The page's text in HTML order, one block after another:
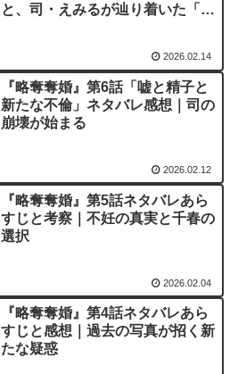
と、司・えみるが辿り着いた「家
2026.02.14
『略奪奪婚』第6話「嘘と精子と
新たな不倫」ネタバレ感想｜司の
崩壊が始まる
2026.02.12
『略奪奪婚』第5話ネタバレあら
すじと考察｜不妊の真実と千春の
選択
2026.02.04
『略奪奪婚』第4話ネタバレあら
すじと感想｜過去の写真が招く新
たな疑惑